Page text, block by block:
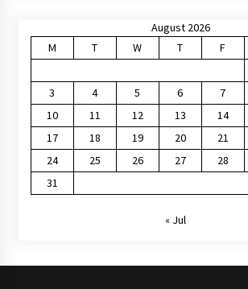
August 2026
M
T W T F
3
4 5 6 7
10
11 12 13 14
17
18 19 20 21
24
25 26 27 28
31
« Jul